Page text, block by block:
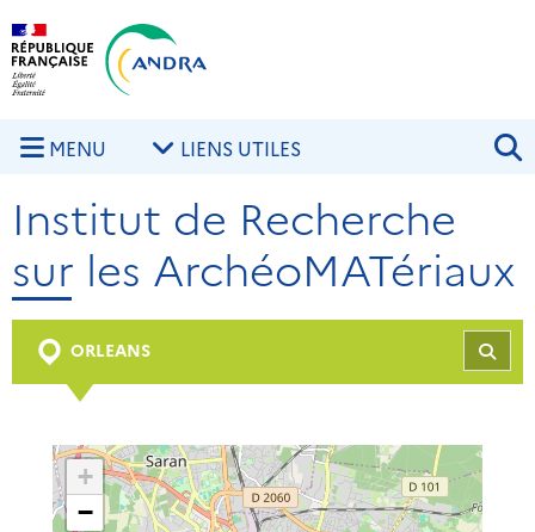
Aller au contenu principal
MENU LIENS UTILES
Institut de Recherche
sur les ArchéoMATériaux
ORLEANS
+
−